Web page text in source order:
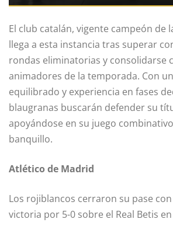
El club catalán, vigente campeón de
llega a esta instancia tras superar
rondas eliminatorias y consolidarse
animadores de la temporada. Con
equilibrado y experiencia en fases
blaugranas buscarán defender su
apoyándose en su juego
banquillo.
Atlético de Madrid
Los rojiblancos cerraron su pase
victoria por 5-0 sobre el Real Betis